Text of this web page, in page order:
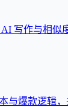
写作与相似
爆款逻辑，